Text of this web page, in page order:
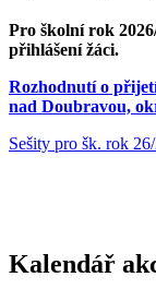
Pro školní rok
přihlášení žáci.
Rozhodnutí o
nad Doubravou,
Sešity pro šk. rok
Kalendář